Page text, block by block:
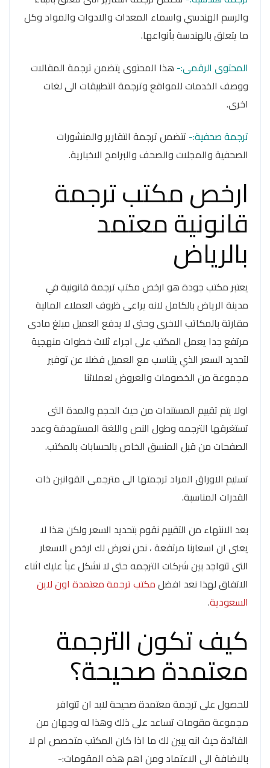
والرسم الهندسي واسماء المعدات والادوات والمواد وكل
ما يتعلق بالهندسة بأنواعها.
المحتوى الرقمى:- هذا المحتوى يتضمن ترجمة المقالات
ووصف الخدمات للمواقع وترجمة التطبيقات الى لغات
اخرى.
ترجمة صحفية:- تتضمن ترجمة التقارير والمنشورات
الصحفية والمجلات والصحف والبرامج الاخبارية.
ارخص مكتب ترجمة
قانونية معتمد
بالرياض
يعتبر مكتب جودة هو ارخص مكتب ترجمة قانونية في
مدينة الرياض بالكامل لانه يراعى ظروف العملاء المالية
مقارتة بالمكاتب الاخرى وحتى لا يدفع العميل مبلغ مادى
مرتفع جدا يعمل المكتب على اجراء ثلاث خطوات منهجية
لتحديد السعر الذي يتناسب مع العميل فضلا عن توفير
مجموعة من الخصومات والعروض لعملائنا
اولا يتم تقييم المستندات من حيث الحجم والمدة التى
تستغرقها الترجمه وطول النص واللغة المستهدفة وعدد
الصفحات من قبل المنسق الخاص بالحسابات بالمكتب.
تسليم الاوراق المراد ترجمتها الى مترجمى القوانين ذات
القدرات المناسبة.
بعد الانتهاء من التقييم نقوم بتحديد السعر ولكن هذا لا
يعنى ان اسعارنا مرتفعة ، نحن نعرض لك ارخص الاسعار
التى تتواجد بين شركات الترجمه حتى لا نشكل عبأ عليك اثناء
الاتفاق لهذا نعد افضلمكتب ترجمة معتمدة اون لاين
السعودية.
كيف تكون الترجمة
معتمدة صحيحة؟
للحصول على ترجمة معتمدة صحيحة لابد ان تتوافر
مجموعة مقومات تساعد على ذلك وهذا له وجهان من
الفائدة حيث انه يبين لك ما اذا كان المكتب متخصص ام لا
بالاضافة الى الاعتماد ومن اهم هذه المقومات:-